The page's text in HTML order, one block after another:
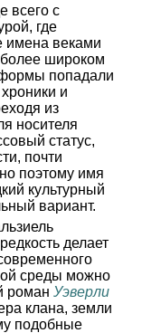
всего с
где
имена веками
широком
попадали
и
из
носителя
статус,
почти
поэтому имя
культурный
вариант.
делает
среды можно
роман Уэверли
клана, земли
подобные